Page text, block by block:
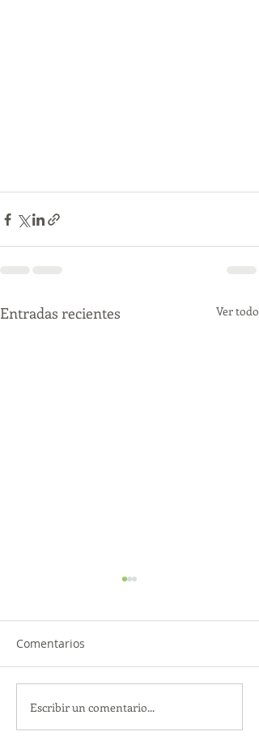
Entradas recientes Ver todo
TourTravelynByFraveo
participó en la
Comentarios
Escribir un comentario...